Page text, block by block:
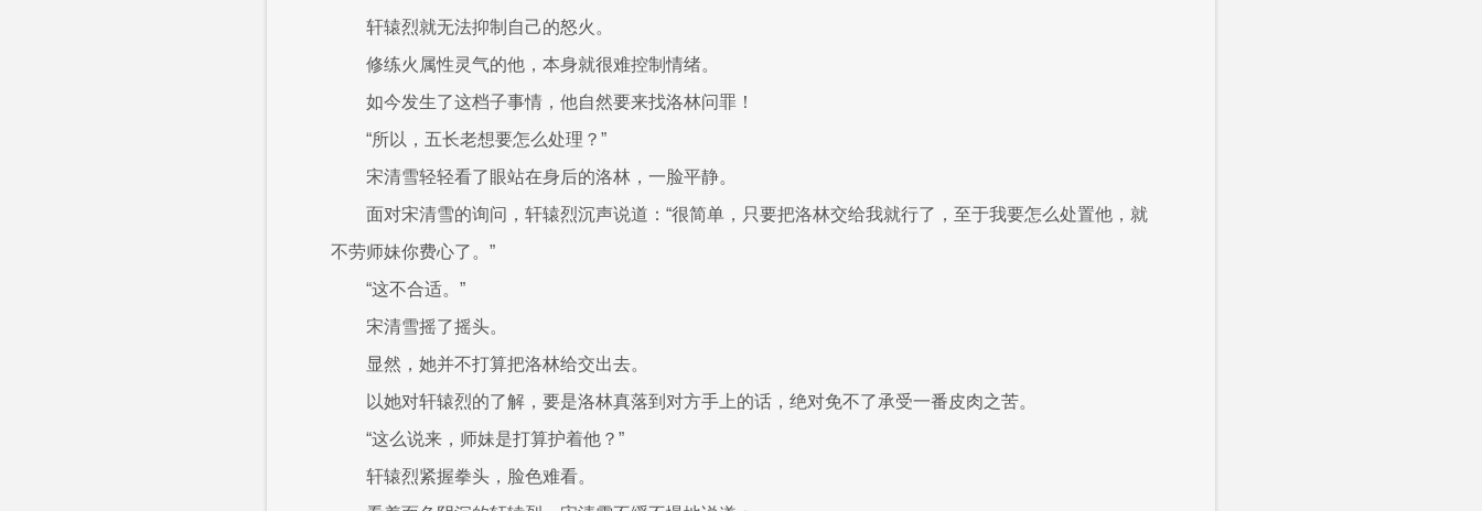
轩辕烈就无法抑制自己的怒火。
修练火属性灵气的他，本身就很难控制情绪。
如今发生了这档子事情，他自然要来找洛林问罪！
“所以，五长老想要怎么处理？”
宋清雪轻轻看了眼站在身后的洛林，一脸平静。
面对宋清雪的询问，轩辕烈沉声说道：“很简单，只要把洛林交给我就行了，至于我要怎么处置他，就
不劳师妹你费心了。”
“这不合适。”
宋清雪摇了摇头。
显然，她并不打算把洛林给交出去。
以她对轩辕烈的了解，要是洛林真落到对方手上的话，绝对免不了承受一番皮肉之苦。
“这么说来，师妹是打算护着他？”
轩辕烈紧握拳头，脸色难看。